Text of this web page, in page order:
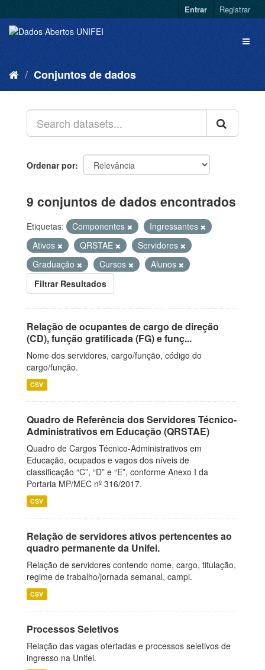
Entrar Registrar
Conjuntos de dados
Ordenar por
9 conjuntos de dados encontrados
Etiquetas: Componentes
Ingressantes
Ativos
QRSTAE
Servidores
Graduação
Cursos
Alunos
Filtrar Resultados
Relação de ocupantes de cargo de direção
(CD), função gratificada (FG) e funç...
Nome dos servidores, cargo/função, código do
cargo/função.
CSV
Quadro de Referência dos Servidores Técnico-
Administrativos em Educação (QRSTAE)
Quadro de Cargos Técnico-Administrativos em
Educação, ocupados e vagos dos níveis de
classificação “C”, “D” e “E”, conforme Anexo I da
Portaria MP/MEC nº 316/2017.
CSV
Relação de servidores ativos pertencentes ao
quadro permanente da Unifei.
Relação de servidores contendo nome, cargo, titulação,
regime de trabalho/jornada semanal, campi.
CSV
Processos Seletivos
Relação das vagas ofertadas e processos seletivos de
ingresso na Unifei.